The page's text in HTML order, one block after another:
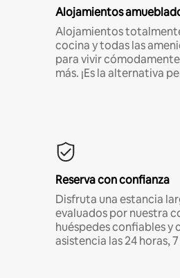
Alojamientos
Alojamientos
cocina y todas las
para vivir
más. ¡Es la alternativa
Reserva con confianza
Disfruta una estancia
evaluados por nuestra
huéspedes confiables y
asistencia las 24 horas,